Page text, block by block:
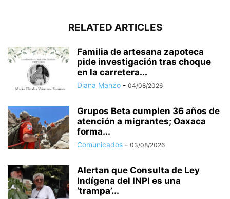
RELATED ARTICLES
Familia de artesana zapoteca
pide investigación tras choque
en la carretera...
Diana Manzo - 04/08/2026
Grupos Beta cumplen 36 años de
atención a migrantes; Oaxaca
forma...
Comunicados - 03/08/2026
Alertan que Consulta de Ley
Indígena del INPI es una
‘trampa’...